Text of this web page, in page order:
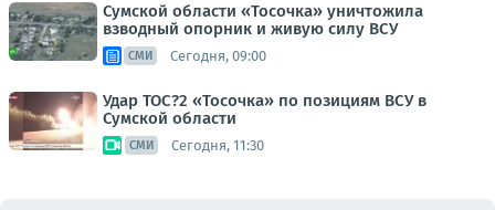
Сумской области «Тосочка» уничтожила
взводный опорник и живую силу ВСУ
СМИ Сегодня, 09:00
Удар ТОС?2 «Тосочка» по позициям ВСУ в
Сумской области
СМИ Сегодня, 11:30